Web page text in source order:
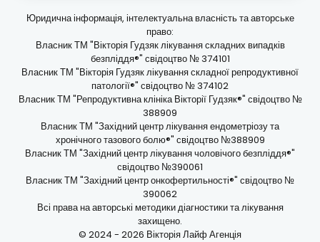
Юридична інформація, інтелектуальна власність та авторське
право:
Власник ТМ "Вікторія Гудзяк лікування складних випадків
безпліддя®" свідоцтво № 374101
Власник ТМ "Вікторія Гудзяк лікування складної репродуктивної
патології®" свідоцтво № 374102
Власник ТМ "Репродуктивна клініка Вікторії Гудзяк®" свідоцтво №
388909
Власник ТМ "Західний центр лікування ендометріозу та
хронічного тазового болю®" свідоцтво №388909
Власник ТМ "Західний центр лікування чоловічого безпліддя®"
свідоцтво №390061
Власник ТМ "Західний центр онкофертильності®" свідоцтво №
390062
Всі права на авторські методики діагностики та лікування
захищено.
© 2024 - 2026 Вікторія Лайф Агенція